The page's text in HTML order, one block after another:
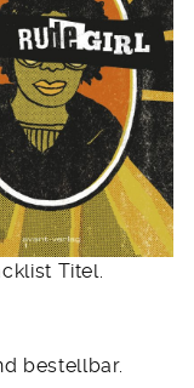
Titel.
bestellbar.